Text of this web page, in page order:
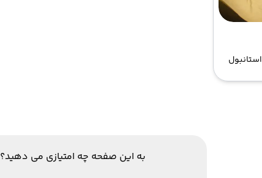
استانبول
به این صفحه چه امتیازی می دهید؟